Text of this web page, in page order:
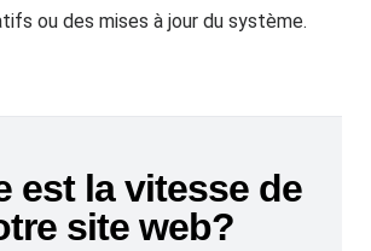
ou des mises à jour du système.
est la vitesse de
site web?